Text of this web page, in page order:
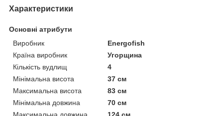
Характеристики
Основні атрибути
Виробник
Energofish
Країна виробник
Угорщина
Кількість вудлищ
4
Мінімальна висота
37 см
Максимальна висота
83 см
Мінімальна довжина
70 см
Максимальна довжина
124 см